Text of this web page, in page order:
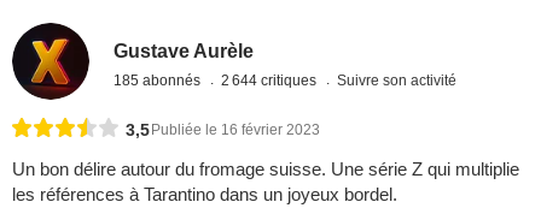
Gustave Aurèle
185 abonnés 2 644 critiques Suivre son activité
3,5 Publiée le 16 février 2023
Un bon délire autour du fromage suisse. Une série Z qui multiplie
les références à Tarantino dans un joyeux bordel.